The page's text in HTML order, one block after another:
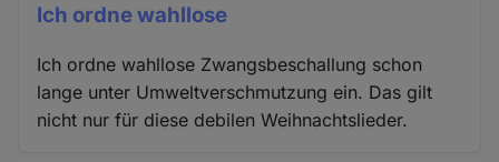
Ich ordne wahllose
Ich ordne wahllose Zwangsbeschallung schon
lange unter Umweltverschmutzung ein. Das gilt
nicht nur für diese debilen Weihnachtslieder.